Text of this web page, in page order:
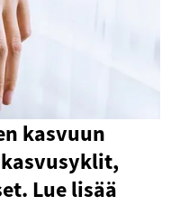
kasvuun
Lue lisää